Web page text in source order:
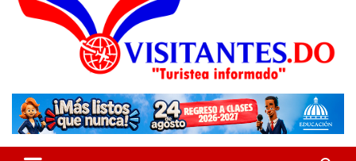
Visitantes